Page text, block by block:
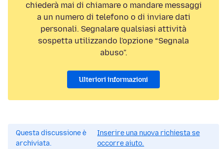
chiederà mai di chiamare o mandare messaggi
a un numero di telefono o di inviare dati
personali. Segnalare qualsiasi attività
sospetta utilizzando l'opzione “Segnala
abuso”.
Ulteriori informazioni
Questa discussione è
archiviata.
Inserire una nuova richiesta se
occorre aiuto.